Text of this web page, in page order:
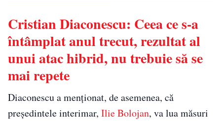
Cristian Diaconescu: Ceea ce s-a
întâmplat anul trecut, rezultat al
unui atac hibrid, nu trebuie să se
mai repete
Diaconescu a menționat, de asemenea, că
președintele interimar, Ilie Bolojan, va lua măsuri